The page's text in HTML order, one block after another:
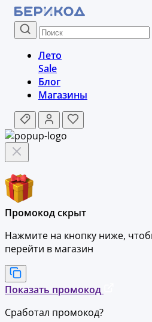
Лето
Sale
Блог
Магазины
Промокод скрыт
Нажмите на кнопку ниже,
перейти в магазин
Показать промокод
Сработал промокод?